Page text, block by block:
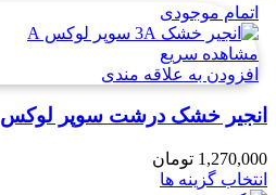
اتمام موجودی
مشاهده سریع
افزودن به علاقه مندی
انجیر خشک درشت سوپر لوکس
1,270,000 تومان
انتخاب گزینه ها